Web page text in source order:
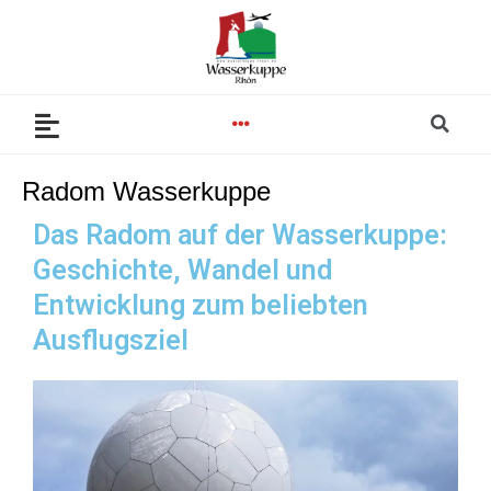
Menu
Radom Wasserkuppe
Das Radom auf der Wasserkuppe:
Geschichte, Wandel und
Entwicklung zum beliebten
Ausflugsziel